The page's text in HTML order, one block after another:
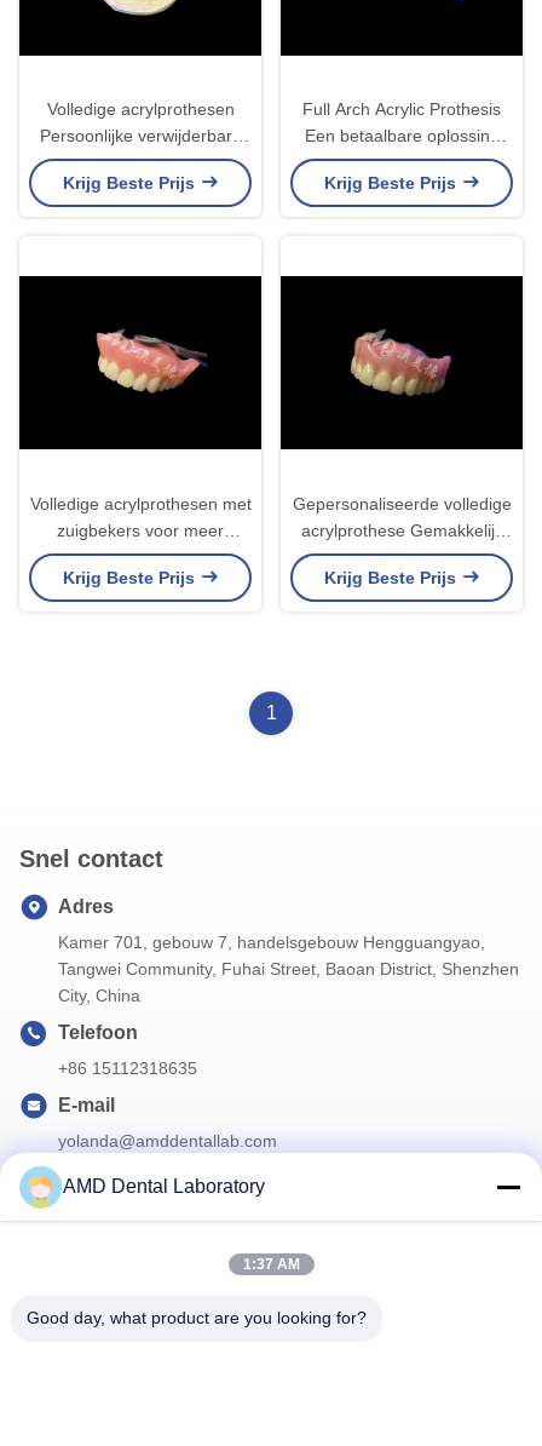
Volledige acrylprothesen
Persoonlijke verwijderbare
prothese Makkelijk te
reinigen en langdurig
Krijg Beste Prijs
Full Arch Acrylic Prothesis
Een betaalbare oplossing
voor internationale
vervangende protheses
Krijg Beste Prijs
Volledige acrylprothesen met
zuigbekers voor meer
stabiliteit en vertrouwen
Krijg Beste Prijs
Gepersonaliseerde volledige
acrylprothese Gemakkelijk
onderhoud Afneembare
volledige boogprothese
Krijg Beste Prijs
1
Snel contact
Adres
Kamer 701, gebouw 7, handelsgebouw Hengguangyao,
Tangwei Community, Fuhai Street, Baoan District, Shenzhen
City, China
Telefoon
+86 15112318635
E-mail
yolanda@amddentallab.com
Abonneer u op onze nieuwsbrief voor kortingen en meer.
AMD Dental Laboratory
1:37 AM
Good day, what product are you looking for?